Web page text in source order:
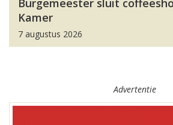
Burgemeester sluit
Kamer
7 augustus 2026
Advertentie